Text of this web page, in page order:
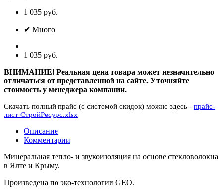
1 035 руб.
✔ Много
1 035 руб.
ВНИМАНИЕ! Реальная цена товара может незначительно
отличаться от представленной на сайте. Уточняйте
стоимость у менеджера компании.
Скачать полный прайс (с системой скидок) можно здесь - прайс-
лист СтройРесурс.xlsx
Описание
Комментарии
Минеральная тепло- и звукоизоляция на основе стекловолокна
в Ялте и Крыму.
Произведена по эко-технологии GEO.